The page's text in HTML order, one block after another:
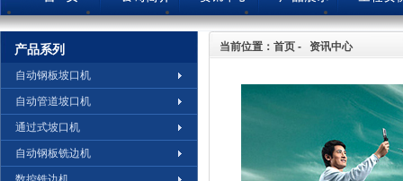
产品系列
自动钢板坡口机
自动管道坡口机
通过式坡口机
自动钢板铣边机
当前位置：首页 - 资讯中心